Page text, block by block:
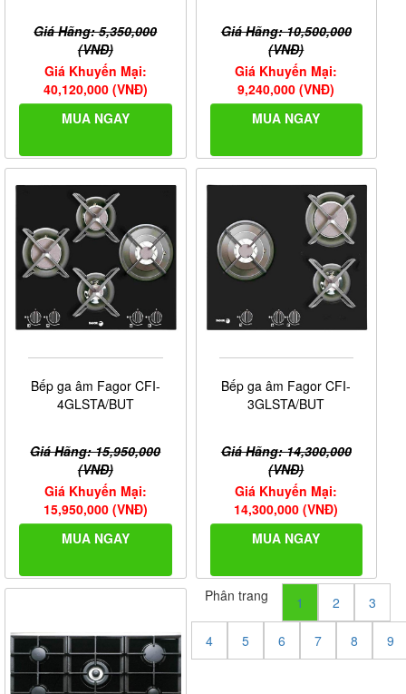
Giá Hãng: 5,350,000
(VNĐ)
Giá Khuyến Mại:
40,120,000 (VNĐ)
MUA NGAY
Giá Hãng: 10,500,000
(VNĐ)
Giá Khuyến Mại:
9,240,000 (VNĐ)
MUA NGAY
Bếp ga âm Fagor CFI-
4GLSTA/BUT
Giá Hãng: 15,950,000
(VNĐ)
Giá Khuyến Mại:
15,950,000 (VNĐ)
MUA NGAY
Bếp ga âm Fagor CFI-
3GLSTA/BUT
Giá Hãng: 14,300,000
(VNĐ)
Giá Khuyến Mại:
14,300,000 (VNĐ)
MUA NGAY
Phân trang 1 2 3
4 5 6 7 8 9